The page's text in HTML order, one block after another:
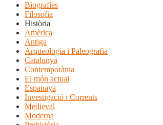
Biografies
Filosofia
Història
Amèrica
Antiga
Arqueologia i Paleografia
Catalunya
Contemporània
El món actual
Espanaya
Investigació i Corrents
Medieval
Moderna